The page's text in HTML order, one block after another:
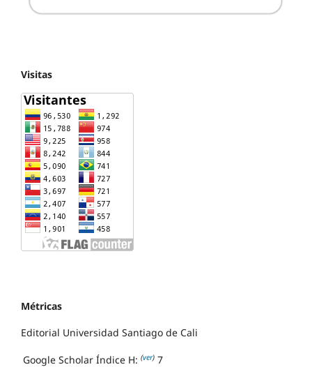
Visitas
Métricas
Editorial Universidad Santiago de Cali
Google Scholar Índice H: (ver) 7